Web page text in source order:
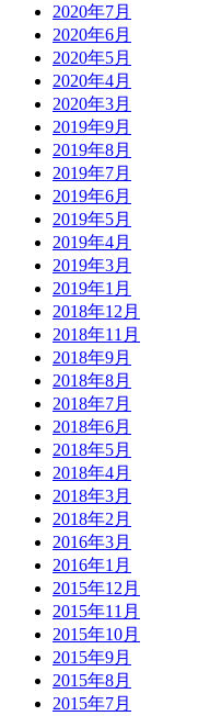
2020年7月
2020年6月
2020年5月
2020年4月
2020年3月
2019年9月
2019年8月
2019年7月
2019年6月
2019年5月
2019年4月
2019年3月
2019年1月
2018年12月
2018年11月
2018年9月
2018年8月
2018年7月
2018年6月
2018年5月
2018年4月
2018年3月
2018年2月
2016年3月
2016年1月
2015年12月
2015年11月
2015年10月
2015年9月
2015年8月
2015年7月